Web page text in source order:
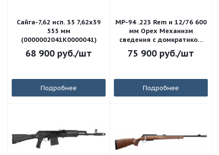
Сайга-7,62 исп. 35 7,62x39
555 мм
(0000002041K0000041)
68 900 руб./шт
Подробнее
МР-94 .223 Rem и 12/76 600
мм Орех Механизм
сведения с домкратиком
Сменные ДС (3) (41576)
75 900 руб./шт
Подробнее